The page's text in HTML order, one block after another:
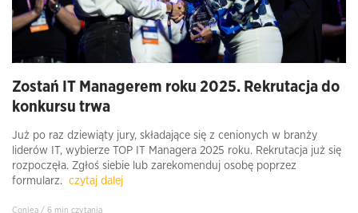
Zostań IT Managerem roku 2025. Rekrutacja do
konkursu trwa
Już po raz dziewiąty jury, składające się z cenionych w branży
liderów IT, wybierze TOP IT Managera 2025 roku. Rekrutacja już się
rozpoczęła. Zgłoś siebie lub zarekomenduj osobę poprzez
formularz. czytaj dalej
Conlea / 6 min czytania